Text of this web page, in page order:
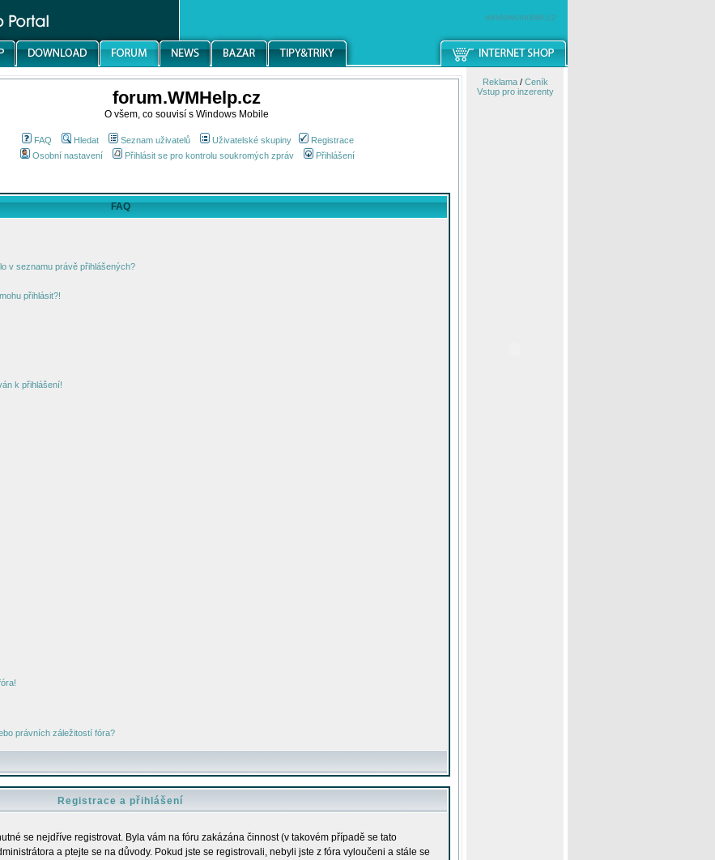
windowsmobile.cz
forum.WMHelp.cz
O všem, co souvisí s Windows Mobile
FAQ Hledat Seznam uživatelů Uživatelské skupiny
Registrace
Osobní nastavení
Přihlásit se pro kontrolu soukromých zpráv Přihlášení
FAQ
v seznamu právě přihlášených?
přihlásit?!
k přihlášení!
právních záležitostí fóra?
Registrace a přihlášení
se nejdříve registrovat. Byla vám na fóru zakázána činnost (v takovém případě se tato
a ptejte se na důvody. Pokud jste se registrovali, nebyli jste z fóra vyloučeni a stále se
Reklama/ Ceník
Vstup pro inzerenty